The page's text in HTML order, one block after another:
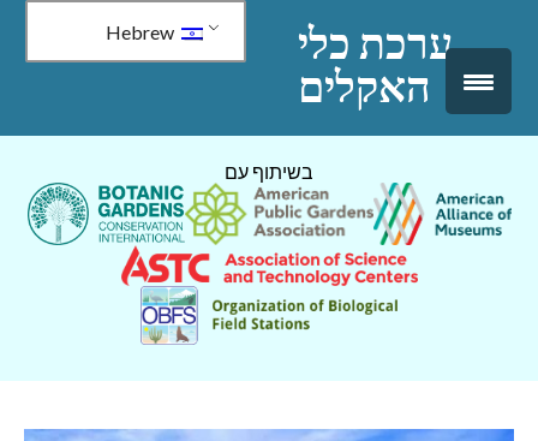
דלג
ערכת כלי
האקלים
Hebrew
בשיתוף עם